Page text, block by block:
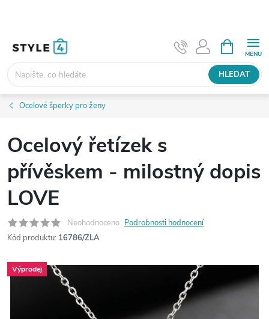
HLEDAT
NÁKUPNÍ
KOŠÍK
Ocelové šperky pro ženy
Ocelový řetízek s
přívěskem - milostný dopis
LOVE
Neohodnoceno Podrobnosti hodnocení
Kód produktu: 16786/ZLA
Výprodej